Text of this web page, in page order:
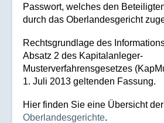
Passwort, welches den
durch das Oberlandesgericht
Rechtsgrundlage des
Absatz 2 des Kapitalanleger-
Musterverfahrensgesetzes
1. Juli 2013 geltenden Fassung.
Hier finden Sie eine Übersicht der
Oberlandesgerichte.